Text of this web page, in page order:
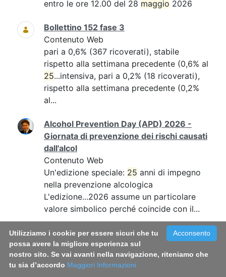
entro le ore 12.00 del 28 maggio 2026
Bollettino 152 fase 3
Contenuto Web
pari a 0,6% (367 ricoverati), stabile
rispetto alla settimana precedente (0,6% al
25...intensiva, pari a 0,2% (18 ricoverati),
rispetto alla settimana precedente (0,2%
al...
Alcohol Prevention Day (APD) 2026 -
Giornata di prevenzione dei rischi causati
dall'alcol
Contenuto Web
Un'edizione speciale: 25 anni di impegno
nella prevenzione alcologica
L'edizione...2026 assume un particolare
valore simbolico perché coincide con il...
Bollettino 113 fase 3
Contenuto Web
pari a 0,9% (565 ricoverati), stabile
rispetto alla settimana precedente (0,9% al
Acconsento
Utilizziamo i cookie per essere sicuri che tu
possa avere la migliore esperienza sul
nostro sito. Se vai avanti nella navigazione, riteniamo che
tu sia d’accordo Maggiori Informazioni